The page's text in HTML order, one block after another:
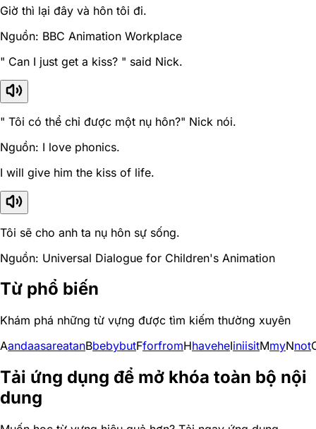
Giờ thì lại đây và hôn tôi đi.
Nguồn: BBC Animation Workplace
" Can I just get a kiss? " said Nick.
" Tôi có thể chỉ được một nụ hôn?" Nick nói.
Nguồn: I love phonics.
I will give him the kiss of life.
Tôi sẽ cho anh ta nụ hôn sự sống.
Nguồn: Universal Dialogue for Children's Animation
Từ phổ biến
Khám phá những từ vựng được tìm kiếm thường xuyên
AandaasareatanBbebybutFforfromHhaveheIiniisitMmyNnot
Tải ứng dụng để mở khóa toàn bộ nội
dung